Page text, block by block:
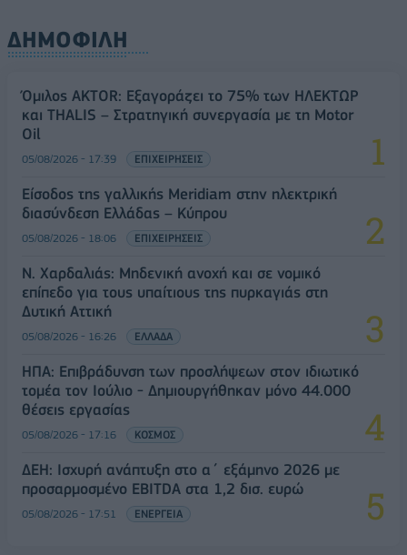
ΔΗΜΟΦΙΛΗ
Όμιλος AKTOR: Εξαγοράζει το 75% των ΗΛΕΚΤΩΡ
και THALIS – Στρατηγική συνεργασία με τη Motor
Oil
05/08/2026 - 17:39 ΕΠΙΧΕΙΡΗΣΕΙΣ
Είσοδος της γαλλικής Meridiam στην ηλεκτρική
διασύνδεση Ελλάδας – Κύπρου
05/08/2026 - 18:06 ΕΠΙΧΕΙΡΗΣΕΙΣ
Ν. Χαρδαλιάς: Μηδενική ανοχή και σε νομικό
επίπεδο για τους υπαίτιους της πυρκαγιάς στη
Δυτική Αττική
05/08/2026 - 16:26 ΕΛΛΑΔΑ
ΗΠΑ: Επιβράδυνση των προσλήψεων στον ιδιωτικό
τομέα τον Ιούλιο - Δημιουργήθηκαν μόνο 44.000
θέσεις εργασίας
05/08/2026 - 17:16 ΚΟΣΜΟΣ
ΔΕΗ: Ισχυρή ανάπτυξη στο α΄ εξάμηνο 2026 με
προσαρμοσμένο EBITDA στα 1,2 δισ. ευρώ
05/08/2026 - 17:51 ΕΝΕΡΓΕΙΑ